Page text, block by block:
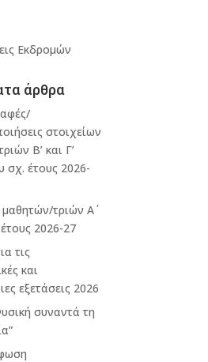
Εκδρομών
άρθρα
στοιχείων
Β’ και Γ’
σχ. έτους 2026-
τριών Α΄
2026-27
τις
και
εξετάσεις 2026
συναντά τη